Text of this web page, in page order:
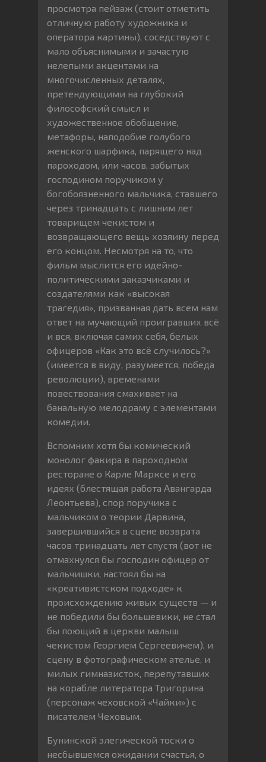
просмотра пейзаж (стоит отметить
отличную работу художника и
оператора картины), соседствуют с
мало объяснимыми и зачастую
нелепыми акцентами на
многочисленных деталях,
претендующими на глубокий
философский смысл и
художественное обобщение,
метафоры, наподобие голубого
женского шарфика, парящего над
пароходом, или часов, забытых
господином поручиком у
богобоязненного мальчика, ставшего
через тринадцать с лишним лет
товарищем чекистом и
возвращающего вещь хозяину перед
его концом. Несмотря на то, что
фильм мыслится его идейно-
политическими заказчиками и
создателями как «высокая
трагедия», призванная дать всем нам
ответ на мучающий проигравших всё
и вся, включая самих себя, белых
офицеров «Как это всё случилось?»
(имеется в виду, разумеется, победа
революции), временами
повествования смахивает на
банальную мелодраму с элементами
комедии.
Вспомним хотя бы комический
монолог факира в пароходном
ресторане о Карле Марксе и его
идеях (блестящая работа Авангарда
Леонтьева), спор поручика с
мальчиком о теории Дарвина,
завершившийся в сцене возврата
часов тринадцать лет спустя (вот не
отмахнулся бы господин офицер от
мальчишки, настоял бы на
«креативистском подходе» к
происхождению живых существ — и
не победили бы большевики, не стал
бы поющий в церкви малыш
чекистом Георгием Сергеевичем), и
сцену в фотографическом ателье, и
милых гимназисток, перепутавших
на корабле литератора Тригорина
(персонаж чеховской «Чайки») с
писателем Чеховым.
Бунинской элегической тоски о
несбывшемся ожидании счастья, о